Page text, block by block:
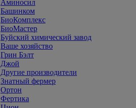
Аминосил
Башинком
БиоКомплекс
БиоМастер
Буйский химический завод
Ваше хозяйство
Грин Бэлт
Джой
Другие производители
Знатный фермер
Ортон
Фертика